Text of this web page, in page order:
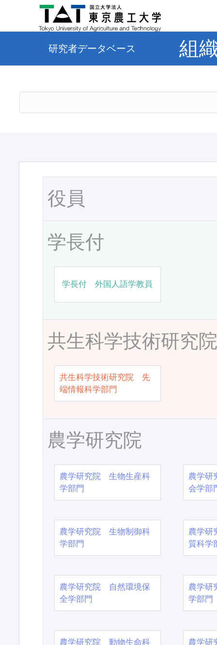
研究者データベース 組
役員
学長付
学長付 外国人語学教員
共生科学技術研究
共生科学技術研究院 先
端情報科学部門
農学研究院
農学研究院 生物生産科
学部門
農学
会学部
農学研究院 生物制御科
学部門
農学
質科学
農学研究院 自然環境保
全学部門
農学
学部門
農学研究院 動物生命科
農学